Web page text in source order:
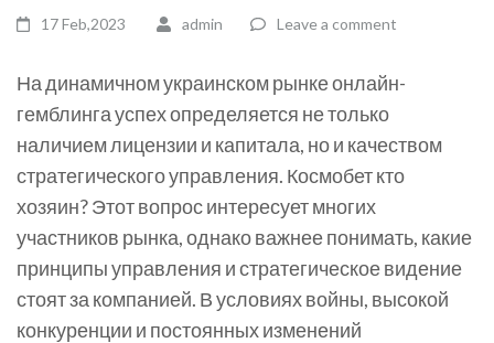
17 Feb,2023 admin Leave a comment
На динамичном украинском рынке онлайн-
гемблинга успех определяется не только
наличием лицензии и капитала, но и качеством
стратегического управления. Космобет кто
хозяин? Этот вопрос интересует многих
участников рынка, однако важнее понимать, какие
принципы управления и стратегическое видение
стоят за компанией. В условиях войны, высокой
конкуренции и постоянных изменений